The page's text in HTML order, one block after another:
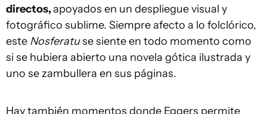
directos,apoyados en un despliegue visual y
fotográfico sublime. Siempre afecto a lo folclórico,
este Nosferatuse siente en todo momento como
si se hubiera abierto una novela gótica ilustrada y
uno se zambullera en sus páginas.
Hay también momentos donde Eggers permite